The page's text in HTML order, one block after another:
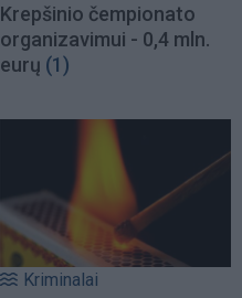
Krepšinio čempionato
organizavimui - 0,4 mln.
eurų (1)
Kriminalai